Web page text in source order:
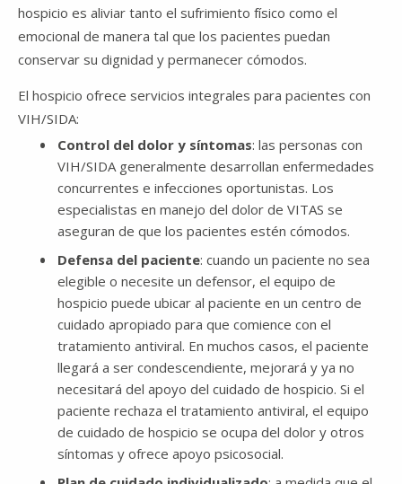
hospicio es aliviar tanto el sufrimiento físico como el
emocional de manera tal que los pacientes puedan
conservar su dignidad y permanecer cómodos.
El hospicio ofrece servicios integrales para pacientes con
VIH/SIDA:
Control del dolor y síntomas: las personas con
VIH/SIDA generalmente desarrollan enfermedades
concurrentes e infecciones oportunistas. Los
especialistas en manejo del dolor de VITAS se
aseguran de que los pacientes estén cómodos.
Defensa del paciente: cuando un paciente no sea
elegible o necesite un defensor, el equipo de
hospicio puede ubicar al paciente en un centro de
cuidado apropiado para que comience con el
tratamiento antiviral. En muchos casos, el paciente
llegará a ser condescendiente, mejorará y ya no
necesitará del apoyo del cuidado de hospicio. Si el
paciente rechaza el tratamiento antiviral, el equipo
de cuidado de hospicio se ocupa del dolor y otros
síntomas y ofrece apoyo psicosocial.